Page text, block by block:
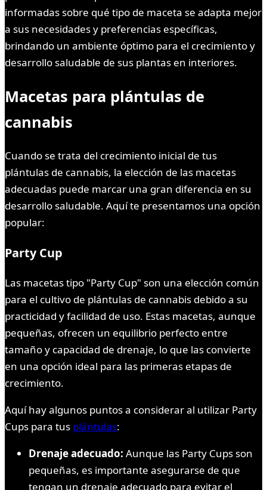
informadas sobre qué tipo de maceta se adapta mejor
a sus necesidades y preferencias específicas,
brindando un ambiente óptimo para el crecimiento y
desarrollo saludable de sus plantas en interiores.
Macetas para plántulas de
cannabis
Cuando se trata del crecimiento inicial de tus
plántulas de cannabis, la elección de las macetas
adecuadas puede marcar una gran diferencia en su
desarrollo saludable. Aquí te presentamos una opción
popular:
Party Cup
Las macetas tipo "Party Cup" son una elección común
para el cultivo de plántulas de cannabis debido a su
practicidad y facilidad de uso. Estas macetas, aunque
pequeñas, ofrecen un equilibrio perfecto entre
tamaño y capacidad de drenaje, lo que las convierte
en una opción ideal para las primeras etapas de
crecimiento.
Aquí hay algunos puntos a considerar al utilizar Party
Cups para tus plántulas:
Drenaje adecuado: Aunque las Party Cups son
pequeñas, es importante asegurarse de que
tengan un drenaje adecuado para evitar el